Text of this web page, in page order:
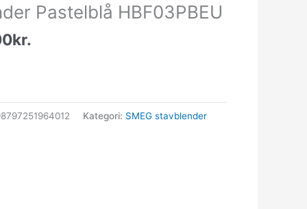
Pastelblå HBF03PBEU
kr.
995.00kr..
Kategori: SMEG stavblender